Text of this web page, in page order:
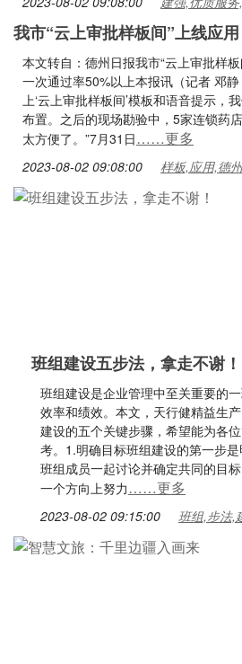
我市“云上审批样板间”上线应用
本文转自：德州日报我市“云上审批样
一次通过率50%以上本报讯（记者 邓
上‘云上审批样板间’模板和语音提示，
布置。之后的现场勘验中，5家连锁药
太方便了。”7月31日……更多
2023-08-02 09:08:00 样板,应用,德
班组建设五步法，拿走不谢！
班组建设是企业管理中至关重要的
效率和绩效。本文，天行健精益生
建设的五个关键步骤，希望能为各
考。1.明确目标班组建设的第一步
班组成员一起讨论并确定共同的目
一个方向上努力……更多
2023-08-02 09:15:00 班组,步法,